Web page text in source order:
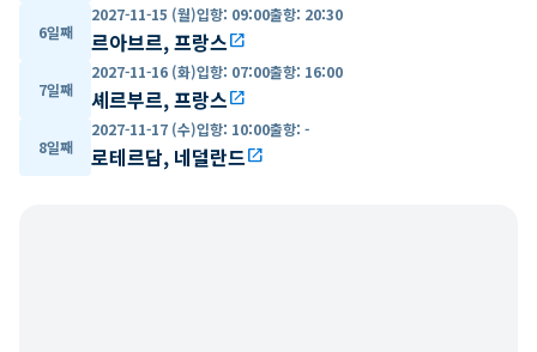
6일째
2027-11-15 (월)입항: 09:00출항: 20:30
르아브르, 프랑스open_in_new
7일째
2027-11-16 (화)입항: 07:00출항: 16:00
셰르부르, 프랑스open_in_new
8일째
2027-11-17 (수)입항: 10:00출항: -
로테르담, 네덜란드open_in_new